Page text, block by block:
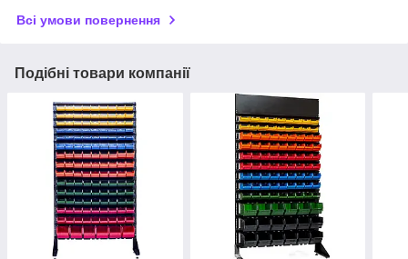
Всі умови повернення
Подібні товари компанії